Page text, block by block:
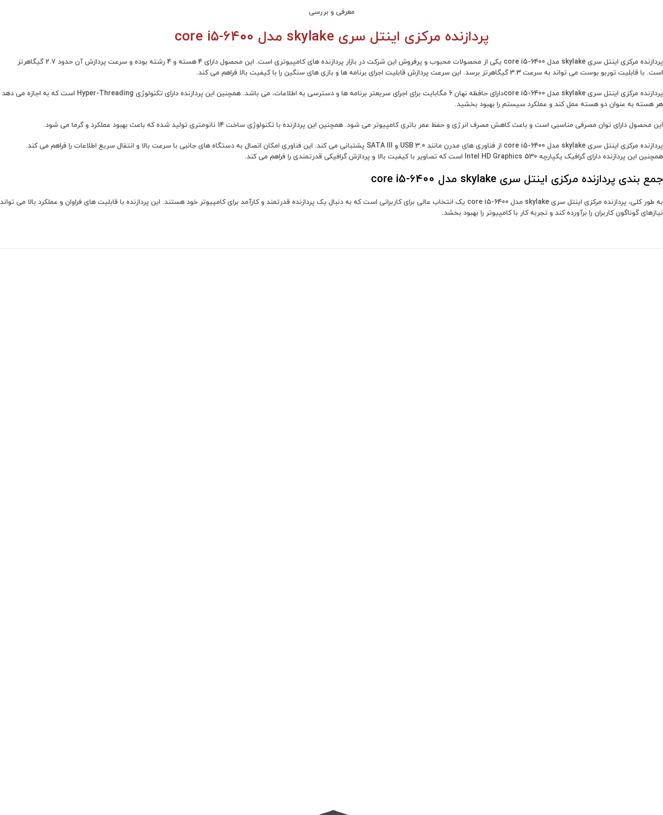
معرفی و بررسی
پردازنده مرکزی اینتل سری skylake مدل core i5-6400
پردازنده مرکزی اینتل سری skylake مدل core i5-6400 یکی از محصولات محبوب و پرفروش این شرکت در بازار پردازنده های کامپیوتری است. این محصول دارای 4 هسته و 4 رشته بوده و سرعت پردازش آن حدود 2.7 گیگاهرتز
است. با قابلیت توربو بوست می تواند به سرعت 3.3 گیگاهرتز برسد. این سرعت پردازش قابلیت اجرای برنامه ها و بازی های سنگین را با کیفیت بالا فراهم می کند.
پردازنده مرکزی اینتل سری skylake مدل core i5-6400دارای حافظه نهان 6 مگابایت برای اجرای سریعتر برنامه ها و دسترسی به اطلاعات، می باشد. همچنین این پردازنده دارای تکنولوژی Hyper-Threading است که به اجازه می دهد
هر هسته به عنوان دو هسته عمل کند و عملکرد سیستم را بهبود بخشید.
این محصول دارای توان مصرفی مناسبی است و باعث کاهش مصرف انرژی و حفظ عمر باتری کامپیوتر می شود. همچنین این پردازنده با تکنولوژی ساخت 14 نانومتری تولید شده که باعث بهبود عملکرد و گرما می شود.
پردازنده مرکزی اینتل سری skylake مدل core i5-6400 از فناوری های مدرن مانند USB 3.0 و SATA III پشتبانی می کند. این فناوری امکان اتصال به دستگاه های جانبی با سرعت بالا و انتقال سریع اطلاعات را فراهم می کند.
همچنین این پردازنده دارای گرافیک یکپارچه Intel HD Graphics 530 است که تصاویر با کیفیت بالا و پردازش گرافیکی قدرتمندی را فراهم می کند.
جمع بندی پردازنده مرکزی اینتل سری skylake مدل core i5-6400
به طور کلی، پردازنده مرکزی اینتل سری skylake مدل core i5-6400 یک انتخاب عالی برای کاربرانی است که به دنبال یک پردازنده قدرتمند و کارآمد برای کامپیوتر خود هستند. این پردازنده با قابلیت های فراوان و عملکرد بالا می تواند
نیازهای گوناگون کاربران را برآورده کند و تجربه کار با کامپیوتر را بهبود بخشد.